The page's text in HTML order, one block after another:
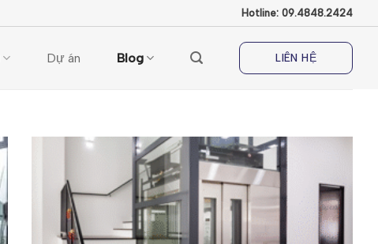
Hotline: 09.4848.2424
Dự án Blog LIÊN HỆ